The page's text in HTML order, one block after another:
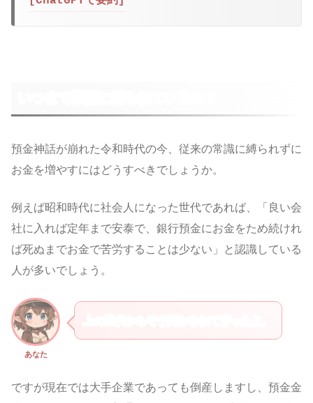
預金神話が崩れた令和時代の今、従来の常識に縛られずに
お金を増やすにはどうすべきでしょうか。
例えば昭和時代に社会人になった世代であれば、「良い会
社に入れば定年まで安泰で、銀行預金にお金をため続けれ
ば死ぬまでお金で苦労することは少ない」と認識している
人が多いでしょう。
あなた
ですが現在では大手企業であっても倒産しますし、預金金